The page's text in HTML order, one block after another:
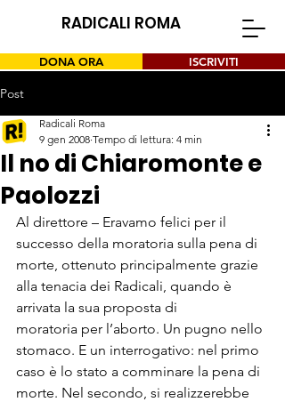
RADICALI ROMA
DONA ORA ISCRIVITI
Post
Il no di Chiaromonte e
Paolozzi
Radicali Roma
9 gen 2008 Tempo di lettura: 4 min
Al direttore – Eravamo felici per il
successo della moratoria sulla pena di
morte, ottenuto principalmente grazie
alla tenacia dei Radicali, quando è
arrivata la sua proposta di
moratoria per l’aborto. Un pugno nello
stomaco. E un interrogativo: nel primo
caso è lo stato a comminare la pena di
morte. Nel secondo, si realizzerebbe